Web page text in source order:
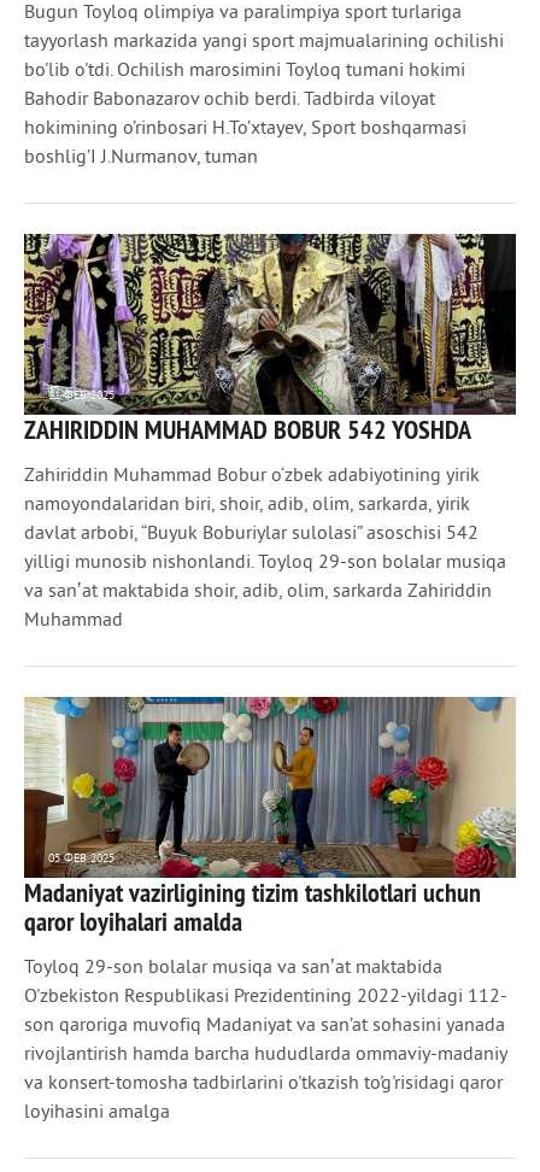
Bugun Toyloq olimpiya va paralimpiya sport turlariga
tayyorlash markazida yangi sport majmualarining ochilishi
bo'lib o'tdi. Ochilish marosimini Toyloq tumani hokimi
Bahodir Babonazarov ochib berdi. Tadbirda viloyat
hokimining o’rinbosari H.To’xtayev, Sport boshqarmasi
boshlig’I J.Nurmanov, tuman
11 ФЕВ 2025
3 762 0
ZAHIRIDDIN MUHAMMAD BOBUR 542 YOSHDA
Zahiriddin Muhammad Bobur o‘zbek adabiyotining yirik
namoyondalaridan biri, shoir, adib, olim, sarkarda, yirik
davlat arbobi, “Buyuk Boburiylar sulolasi” asoschisi 542
yilligi munosib nishonlandi. Toyloq 29-son bolalar musiqa
va sanʼat maktabida shoir, adib, olim, sarkarda Zahiriddin
Muhammad
05 ФЕВ 2025
3 915 0
Madaniyat vazirligining tizim tashkilotlari uchun
qaror loyihalari amalda
Toyloq 29-son bolalar musiqa va sanʼat maktabida
O'zbekiston Respublikasi Prezidentining 2022-yildagi 112-
son qaroriga muvofiq Madaniyat va san’at sohasini yanada
rivojlantirish hamda barcha hududlarda ommaviy-madaniy
va konsert-tomosha tadbirlarini o'tkazish to'g'risidagi qaror
loyihasini amalga